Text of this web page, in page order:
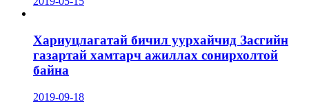
Хариуцлагатай бичил уурхайчид Засгийн
газартай хамтарч ажиллах сонирхолтой
байна
2019-09-18